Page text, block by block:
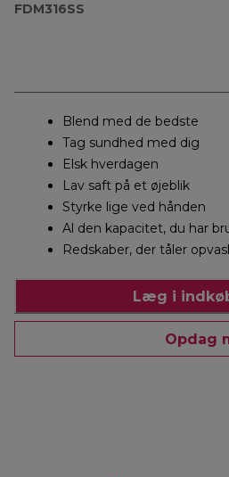
FDM316SS
Blend med de bedste
Tag sundhed med dig
Elsk hverdagen
Lav saft på et øjeblik
Styrke lige ved hånden
Al den kapacitet, du har
Redskaber, der tåler
Læg i
Opdag